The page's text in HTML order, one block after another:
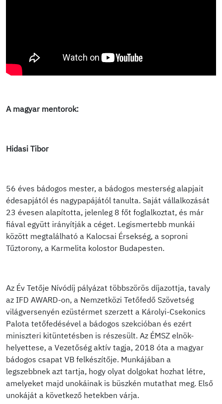
A magyar mentorok:
Hidasi Tibor
56 éves bádogos mester, a bádogos mesterség alapjait
édesapjától és nagypapájától tanulta. Saját vállalkozását
23 évesen alapította, jelenleg 8 főt foglalkoztat, és már
fiával együtt irányítják a céget. Legismertebb munkái
között megtalálható a Kalocsai Érsekség, a soproni
Tűztorony, a Karmelita kolostor Budapesten.
Az Év Tetője Nívódíj pályázat többszörös díjazottja, tavaly
az IFD AWARD-on, a Nemzetközi Tetőfedő Szövetség
világversenyén ezüstérmet szerzett a Károlyi-Csekonics
Palota tetőfedésével a bádogos szekcióban és ezért
miniszteri kitüntetésben is részesült. Az ÉMSZ elnök-
helyettese, a Vezetőség aktív tagja, 2018 óta a magyar
bádogos csapat VB felkészítője. Munkájában a
legszebbnek azt tartja, hogy olyat dolgokat hozhat létre,
amelyeket majd unokáinak is büszkén mutathat meg. Első
unokáját a következő hetekben várja.